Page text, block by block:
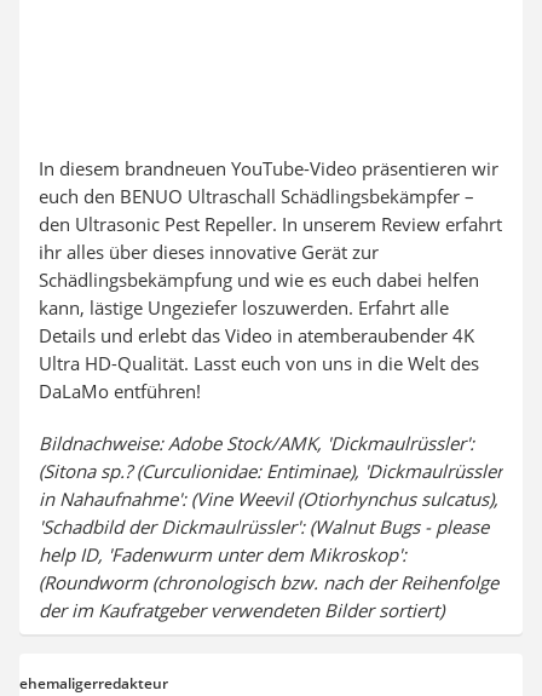
In diesem brandneuen YouTube-Video präsentieren wir
euch den BENUO Ultraschall Schädlingsbekämpfer –
den Ultrasonic Pest Repeller. In unserem Review erfahrt
ihr alles über dieses innovative Gerät zur
Schädlingsbekämpfung und wie es euch dabei helfen
kann, lästige Ungeziefer loszuwerden. Erfahrt alle
Details und erlebt das Video in atemberaubender 4K
Ultra HD-Qualität. Lasst euch von uns in die Welt des
DaLaMo entführen!
Bildnachweise: Adobe Stock/AMK, 'Dickmaulrüssler':
(Sitona sp.? (Curculionidae: Entiminae), 'Dickmaulrüssler
in Nahaufnahme': (Vine Weevil (Otiorhynchus sulcatus),
'Schadbild der Dickmaulrüssler': (Walnut Bugs - please
help ID, 'Fadenwurm unter dem Mikroskop':
(Roundworm (chronologisch bzw. nach der Reihenfolge
der im Kaufratgeber verwendeten Bilder sortiert)
ehemaligerredakteur